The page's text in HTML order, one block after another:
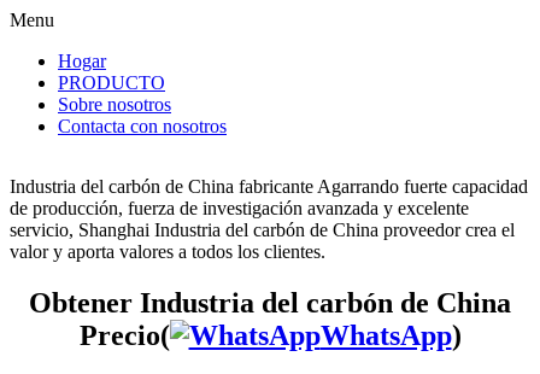
Menu
Hogar
PRODUCTO
Sobre nosotros
Contacta con nosotros
Industria del carbón de China fabricante Agarrando fuerte capacidad
de producción, fuerza de investigación avanzada y excelente
servicio, Shanghai Industria del carbón de China proveedor crea el
valor y aporta valores a todos los clientes.
Obtener Industria del carbón de China
Precio(
WhatsApp)